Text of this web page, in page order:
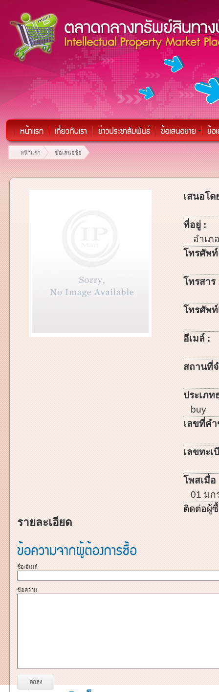
หน้าแรก ข้อเสนอซื้อ
เสนอโด
ที่อยู่ :
อำเภ
โทรศัพ
โทรสาร
โทรศัพ
อีเมล์ :
สถานที่
ประเภท
buy
เลขที่ค
เลขทะเ
โพสเมื่อ
01 มก
ติดต่อผู้
รายละเอียด
ชื่อ/อีเมล์
ข้อความ